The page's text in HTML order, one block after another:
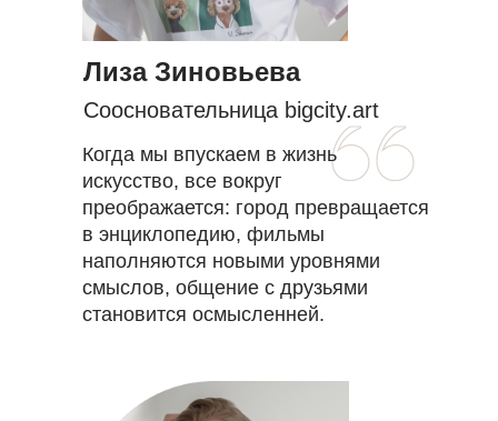
Когда мы впускаем в жизнь
искусство, все вокруг
преображается: город превращается
в энциклопедию, фильмы
наполняются новыми уровнями
смыслов, общение с друзьями
становится осмысленней.
Соосновательница bigcity.art
Лиза Зиновьева